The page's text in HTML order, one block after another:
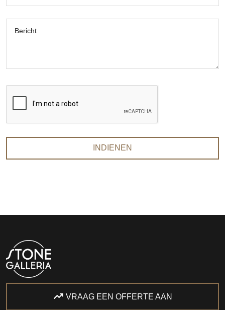
Bericht
INDIENEN
VRAAG EEN OFFERTE AAN